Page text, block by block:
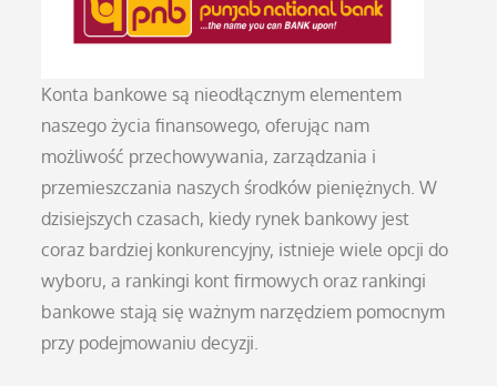
Konta bankowe są nieodłącznym elementem
naszego życia finansowego, oferując nam
możliwość przechowywania, zarządzania i
przemieszczania naszych środków pieniężnych. W
dzisiejszych czasach, kiedy rynek bankowy jest
coraz bardziej konkurencyjny, istnieje wiele opcji do
wyboru, a rankingi kont firmowych oraz rankingi
bankowe stają się ważnym narzędziem pomocnym
przy podejmowaniu decyzji.